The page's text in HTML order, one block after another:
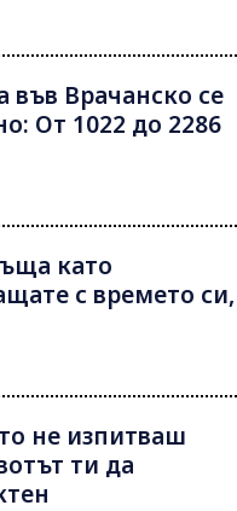
във Врачанско се
От 1022 до 2286
като
с времето си,
не изпитваш
ти да